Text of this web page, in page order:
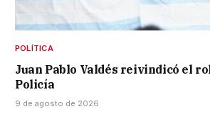
POLÍTICA
Juan Pablo Valdés reivindicó el
Policía
9 de agosto de 2026